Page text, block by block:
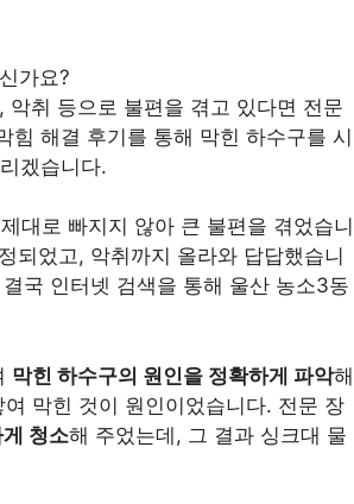
가요?
취 등으로 불편을 겪고 있다면 전문
해결 후기를 통해 막힌 하수구를 시
겠습니다.
대로 빠지지 않아 큰 불편을 겪었습니
되었고, 악취까지 올라와 답답했습니
국 인터넷 검색을 통해 울산 농소3동
막힌 하수구의 원인을 정확하게 파악해
막힌 것이 원인이었습니다. 전문 장
청소해 주었는데, 그 결과 싱크대 물